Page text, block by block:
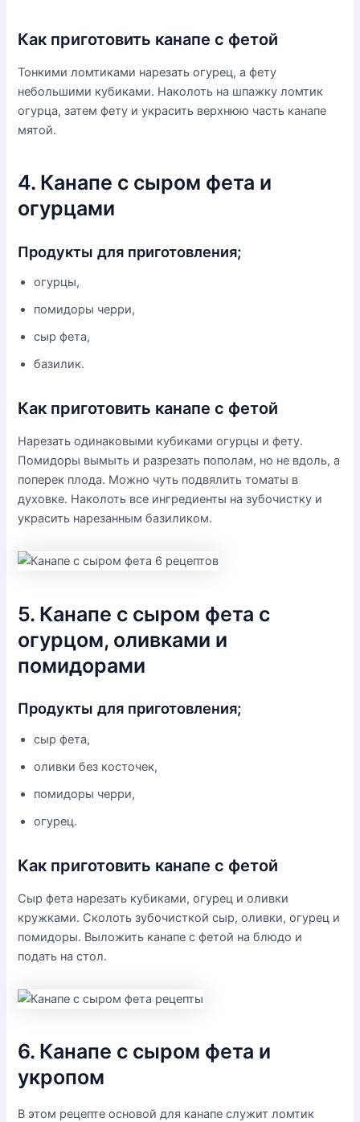
Как приготовить канапе с фетой
Тонкими ломтиками нарезать огурец, а фету
небольшими кубиками. Наколоть на шпажку ломтик
огурца, затем фету и украсить верхнюю часть канапе
мятой.
4. Канапе с сыром фета и
огурцами
Продукты для приготовления;
огурцы,
помидоры черри,
сыр фета,
базилик.
Как приготовить канапе с фетой
Нарезать одинаковыми кубиками огурцы и фету.
Помидоры вымыть и разрезать пополам, но не вдоль, а
поперек плода. Можно чуть подвялить томаты в
духовке. Наколоть все ингредиенты на зубочистку и
украсить нарезанным базиликом.
5. Канапе с сыром фета с
огурцом, оливками и
помидорами
Продукты для приготовления;
сыр фета,
оливки без косточек,
помидоры черри,
огурец.
Как приготовить канапе с фетой
Сыр фета нарезать кубиками, огурец и оливки
кружками. Сколоть зубочисткой сыр, оливки, огурец и
помидоры. Выложить канапе с фетой на блюдо и
подать на стол.
6. Канапе с сыром фета и
укропом
В этом рецепте основой для канапе служит ломтик